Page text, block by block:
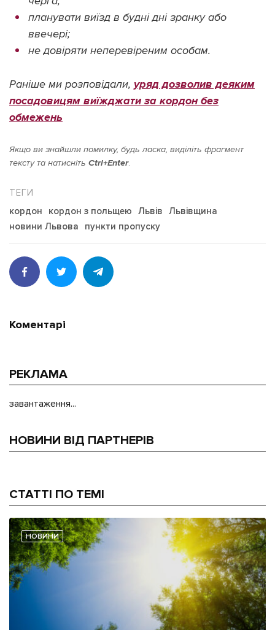
планувати виїзд в будні дні зранку або
ввечері;
не довіряти неперевіреним особам.
Раніше ми розповідали, уряд дозволив деяким
посадовицям виїжджати за кордон без
обмежень
Якщо ви знайшли помилку, будь ласка, виділіть фрагмент
тексту та натисніть Ctrl+Enter.
кордон кордон з польщею Львів
Львівщина
новини Львова
пункти пропуску
Коментарі
РЕКЛАМА
завантаження...
НОВИНИ ВІД ПАРТНЕРІВ
СТАТТІ ПО ТЕМІ
НОВИНИ